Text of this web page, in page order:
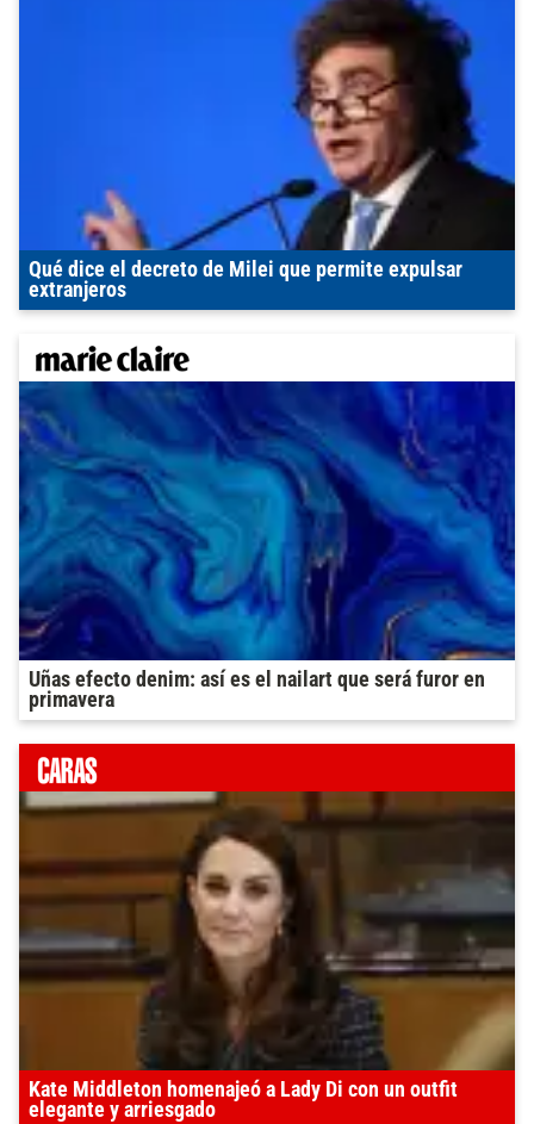
Qué dice el decreto de Milei que permite expulsar
extranjeros
Uñas efecto denim: así es el nailart que será furor en
primavera
Kate Middleton homenajeó a Lady Di con un outfit
elegante y arriesgado